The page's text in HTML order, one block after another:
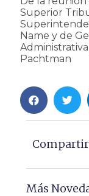
Superior
Name y de
Pachtman
Más